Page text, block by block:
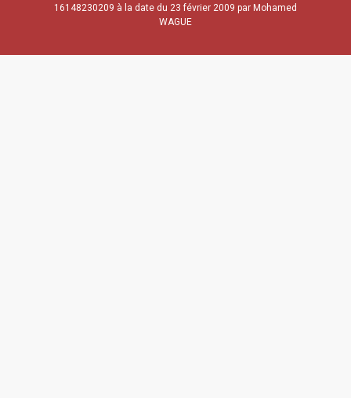
16148230209 à la date du 23 février 2009 par Mohamed
WAGUE